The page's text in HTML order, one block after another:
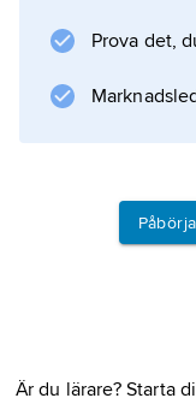
Prova det,
Är du lärare? Starta